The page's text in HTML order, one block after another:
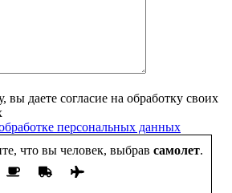
даете согласие на обработку своих
персональных данных
что вы человек, выбрав самолет.